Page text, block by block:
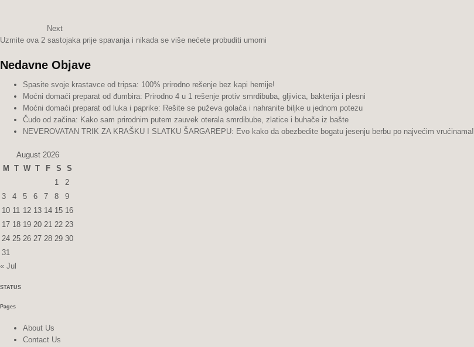
Next
Uzmite ova 2 sastojaka prije spavanja i nikada se više nećete probuditi umorni
Nedavne Objave
Spasite svoje krastavce od tripsa: 100% prirodno rešenje bez kapi hemije!
Moćni domaći preparat od đumbira: Prirodno 4 u 1 rešenje protiv smrdibuba, gljivica, bakterija i plesni
Moćni domaći preparat od luka i paprike: Rešite se puževa golaća i nahranite biljke u jednom potezu
Čudo od začina: Kako sam prirodnim putem zauvek oterala smrdibube, zlatice i buhače iz bašte
NEVEROVATAN TRIK ZA KRAŠKU I SLATKU ŠARGAREPU: Evo kako da obezbedite bogatu jesenju berbu po najvećim vrućinama!
August 2026
M T W T F S
S
1
2
3
4 5 6 7 8
9
10 11 12 13 14 15 16
17 18 19 20 21 22 23
24 25 26 27 28 29 30
31
« Jul
STATUS
Pages
About Us
Contact Us